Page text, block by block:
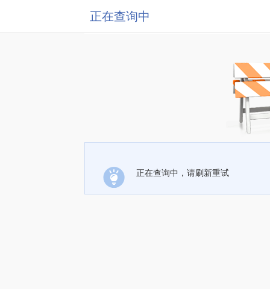
正在查询中
正在查询中，请刷新重试